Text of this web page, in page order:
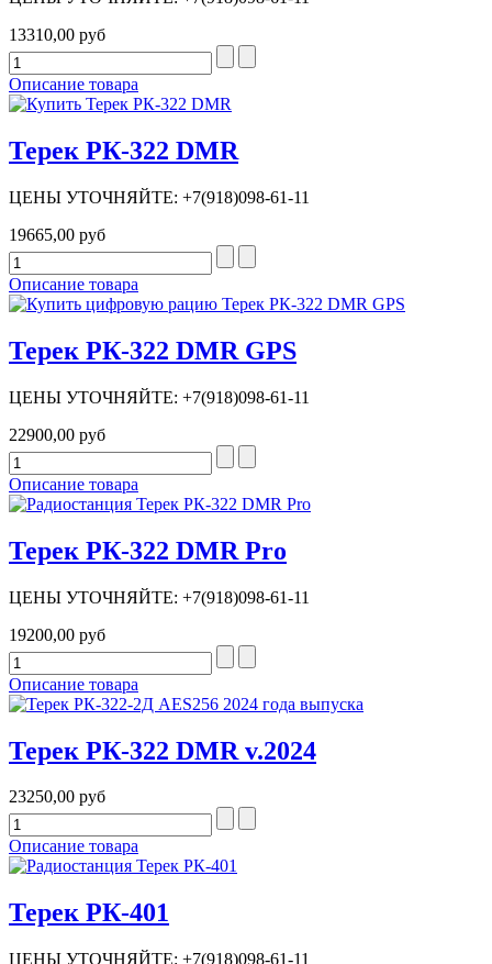
13310,00 руб
Описание товара
Терек РК-322 DMR
ЦЕНЫ УТОЧНЯЙТЕ: +7(918)098-61-11
19665,00 руб
Описание товара
Терек РК-322 DMR GPS
ЦЕНЫ УТОЧНЯЙТЕ: +7(918)098-61-11
22900,00 руб
Описание товара
Терек РК-322 DMR Pro
ЦЕНЫ УТОЧНЯЙТЕ: +7(918)098-61-11
19200,00 руб
Описание товара
Терек РК-322 DMR v.2024
23250,00 руб
Описание товара
Терек РК-401
ЦЕНЫ УТОЧНЯЙТЕ: +7(918)098-61-11